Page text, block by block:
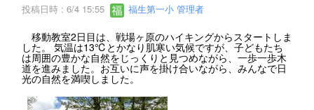
投稿日時 : 6/4 15:55 福生第一小 管理者
移動教室2日目は、戦場ヶ原のハイキングからスタートしま
した。 気温は13℃とかなり肌寒い気候ですが、子どもたち
は周囲の豊かな自然をじっくりと見つめながら、一歩一歩木
道を進みました。お互いに声を掛け合いながら、みんなで日
光の自然を満喫しました。